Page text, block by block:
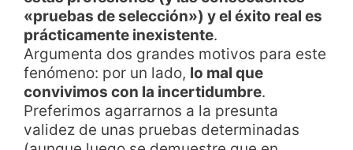
«pruebas de selección») y el éxito real es
prácticamente inexistente.
Argumenta dos grandes motivos para este
fenómeno: por un lado, lo mal que
convivimos con la incertidumbre.
Preferimos agarrarnos a la presunta
validez de unas pruebas determinadas